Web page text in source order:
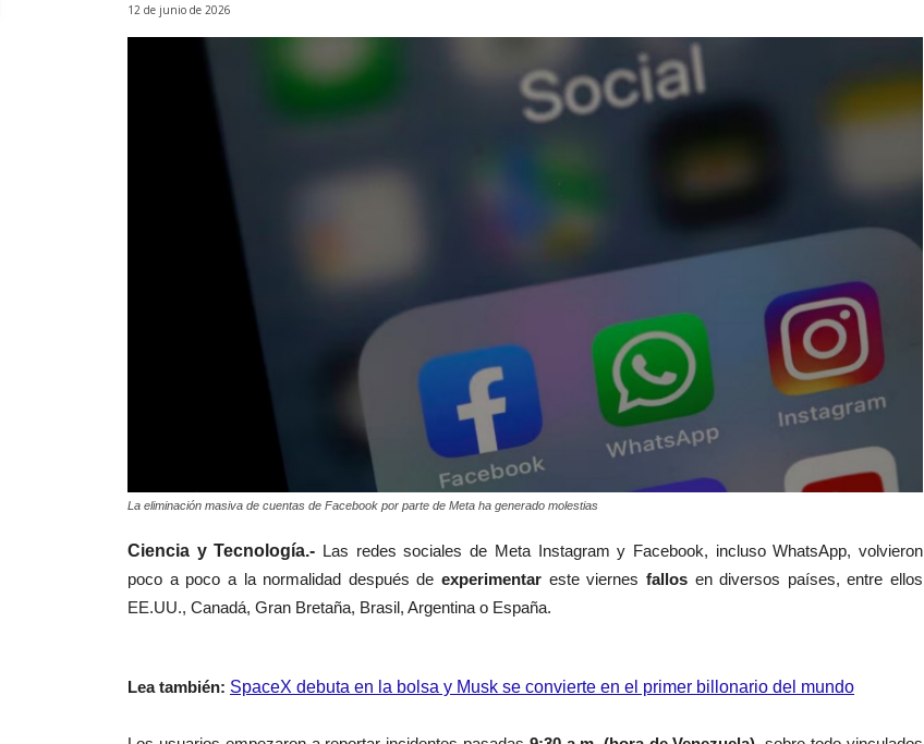
12 de junio de 2026
La eliminación masiva de cuentas de Facebook por parte de Meta ha generado molestias
Ciencia y Tecnología.- Las redes sociales de Meta Instagram y Facebook, incluso WhatsApp, volvieron
poco a poco a la normalidad después de experimentar este viernes fallosen diversos países, entre ellos
EE.UU., Canadá, Gran Bretaña, Brasil, Argentina o España.
Lea también: SpaceX debuta en la bolsa y Musk se convierte en el primer billonario del mundo